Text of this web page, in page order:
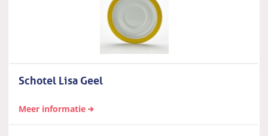
Schotel Lisa Geel
Meer informatie